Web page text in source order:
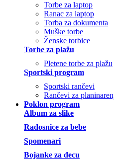
Torbe za laptop
Ranac za laptop
Torba za dokumenta
Muške torbe
Ženske torbice
Torbe za plažu
Pletene torbe za plažu
Sportski program
Sportski rančevi
Rančevi za
Poklon program
Album za slike
Radosnice za bebe
Spomenari
Bojanke za decu